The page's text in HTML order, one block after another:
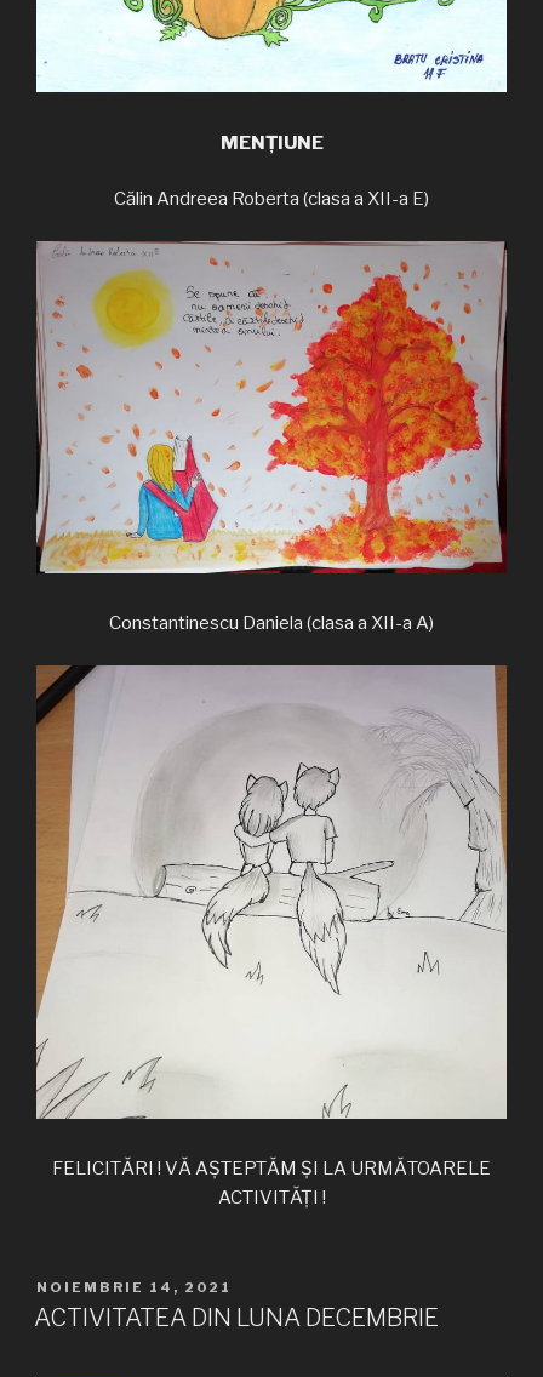
MENȚIUNE
Călin Andreea Roberta (clasa a XII-a E)
Constantinescu Daniela (clasa a XII-a A)
FELICITĂRI ! VĂ AȘTEPTĂM ȘI LA URMĂTOARELE
ACTIVITĂȚI !
PUBLICAT
PE
NOIEMBRIE 14, 2021
ACTIVITATEA DIN LUNA DECEMBRIE